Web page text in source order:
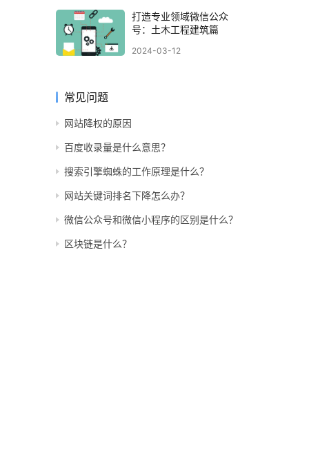
打造专业领域微信公众
号：土木工程建筑篇
2024-03-12
常见问题
网站降权的原因
百度收录量是什么意思？
搜索引擎蜘蛛的工作原理是什么？
网站关键词排名下降怎么办？
微信公众号和微信小程序的区别是什么？
区块链是什么？